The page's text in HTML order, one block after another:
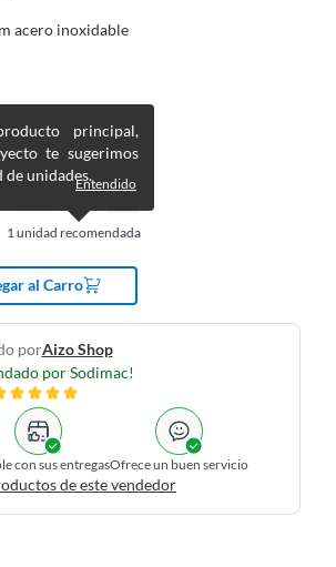
acero inoxidable
1 unidad recomendada
principal,
te sugerimos
de unidades.Entendido
al Carro
porAizo Shop
por Sodimac!
con sus entregasOfrece un buen servicio
de este vendedor